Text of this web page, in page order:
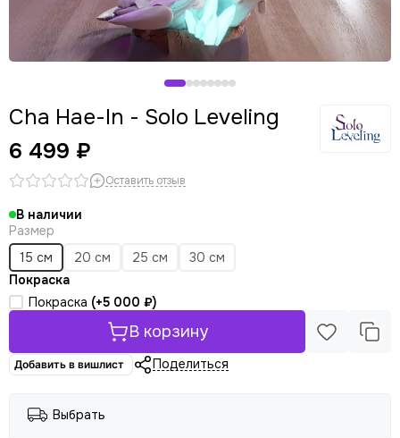
Cha Hae-In - Solo Leveling
6 499 ₽
Оставить отзыв
В наличии
Размер
15 см
20 см 25 см
30 см
Покраска
Покраска (+5 000 ₽)
В корзину
Добавить в вишлист Поделиться
Выбрать